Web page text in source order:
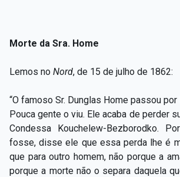
Morte da Sra. Home
Lemos no Nord, de 15 de julho de 1862:
“O famoso Sr. Dunglas Home passou
Pouca gente o viu. Ele acaba de perder
Condessa Kouchelew-Bezborodko.
fosse, disse ele que essa perda lhe é
que para outro homem, não porque a
porque a morte não o separa daquela